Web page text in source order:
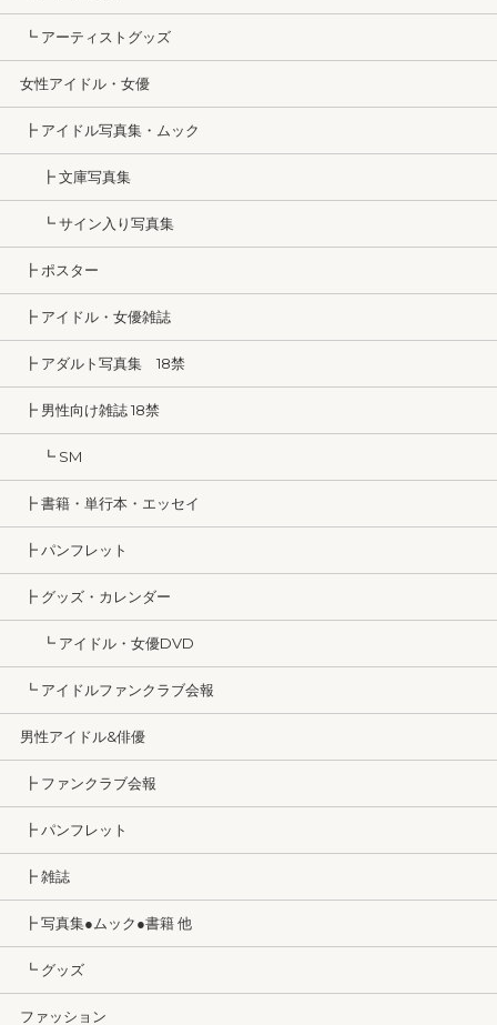
┗ アーティストグッズ
女性アイドル・女優
┣ アイドル写真集・ムック
┣ 文庫写真集
┗ サイン入り写真集
┣ ポスター
┣ アイドル・女優雑誌
┣ アダルト写真集 18禁
┣ 男性向け雑誌 18禁
┗ SM
┣ 書籍・単行本・エッセイ
┣ パンフレット
┣ グッズ・カレンダー
┗ アイドル・女優DVD
┗ アイドルファンクラブ会報
男性アイドル&俳優
┣ ファンクラブ会報
┣ パンフレット
┣ 雑誌
┣ 写真集●ムック●書籍 他
┗ グッズ
ファッション